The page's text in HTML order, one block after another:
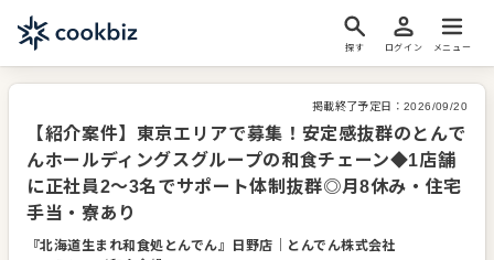
探す ログイン メニュー
掲載終了予定日： 2026/09/20
【紹介案件】東京エリアで募集！安定感抜群のとんで
んホールディングスグループの和食チェーン◆1店舗
に正社員2〜3名でサポート体制抜群◎月8休み・住宅
手当・寮あり
『北海道生まれ和食処とんでん』日野店
とんでん株式会社